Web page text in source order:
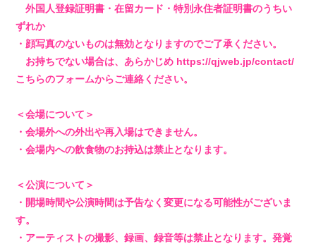
movie
PHOTO
st4ff
Q&4
room live
外国人登録証明書・在留カード・特別永住者証明書のうちい
ずれか
・顔写真のないものは無効となりますのでご了承ください。
お持ちでない場合は、あらかじめ https://qjweb.jp/contact/
こちらのフォームからご連絡ください。
＜会場について＞
・会場外への外出や再入場はできません。
・会場内への飲食物のお持込は禁止となります。
＜公演について＞
・開場時間や公演時間は予告なく変更になる可能性がございま
す。
・アーティストの撮影、録画、録音等は禁止となります。発覚